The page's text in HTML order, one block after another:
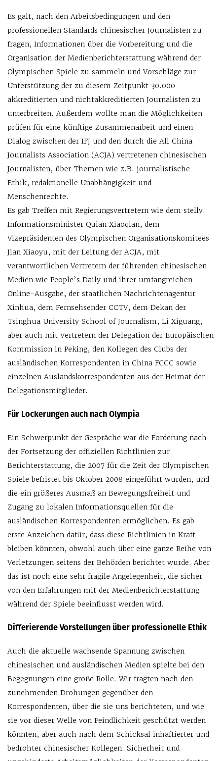
Es galt, nach den Arbeitsbedingungen und den
professionellen Standards chinesischer Journalisten zu
fragen, Informationen über die Vorbereitung und die
Organisation der Medienberichterstattung während der
Olympischen Spiele zu sammeln und Vorschläge zur
Unterstützung der zu diesem Zeitpunkt 30.000
akkreditierten und nichtakkreditierten Journalisten zu
unterbreiten. Außerdem wollte man die Möglichkeiten
prüfen für eine künftige Zusammenarbeit und einen
Dialog zwischen der IFJ und den durch die All China
Journalists Association (ACJA) vertretenen chinesischen
Journalisten, über Themen wie z.B. journalistische
Ethik, redaktionelle Unabhängigkeit und
Menschenrechte.
Es gab Treffen mit Regierungsvertretern wie dem stellv.
Informationsminister Quian Xiaoqian, dem
Vizepräsidenten des Olympischen Organisationskomitees
Jian Xiaoyu, mit der Leitung der ACJA, mit
verantwortlichen Vertretern der führenden chinesischen
Medien wie People’s Daily und ihrer umfangreichen
Online-Ausgabe, der staatlichen Nachrichtenagentur
Xinhua, dem Fernsehsender CCTV, dem Dekan der
Tsinghua University School of Journalism, Li Xiguang,
aber auch mit Vertretern der Delegation der Europäischen
Kommission in Peking, den Kollegen des Clubs der
ausländischen Korrespondenten in China FCCC sowie
einzelnen Auslandskorrespondenten aus der Heimat der
Delegationsmitglieder.
Für Lockerungen auch nach Olympia
Ein Schwerpunkt der Gespräche war die Forderung nach
der Fortsetzung der offiziellen Richtlinien zur
Berichterstattung, die 2007 für die Zeit der Olympischen
Spiele befristet bis Oktober 2008 eingeführt wurden, und
die ein größeres Ausmaß an Bewegungsfreiheit und
Zugang zu lokalen Informationsquellen für die
ausländischen Korrespondenten ermöglichen. Es gab
erste Anzeichen dafür, dass diese Richtlinien in Kraft
bleiben könnten, obwohl auch über eine ganze Reihe von
Verletzungen seitens der Behörden berichtet wurde. Aber
das ist noch eine sehr fragile Angelegenheit, die sicher
von den Erfahrungen mit der Medienberichterstattung
während der Spiele beeinflusst werden wird.
Differierende Vorstellungen über professionelle Ethik
Auch die aktuelle wachsende Spannung zwischen
chinesischen und ausländischen Medien spielte bei den
Begegnungen eine große Rolle. Wir fragten nach den
zunehmenden Drohungen gegenüber den
Korrespondenten, über die sie uns berichteten, und wie
sie vor dieser Welle von Feindlichkeit geschützt werden
könnten, aber auch nach dem Schicksal inhaftierter und
bedrohter chinesischer Kollegen. Sicherheit und